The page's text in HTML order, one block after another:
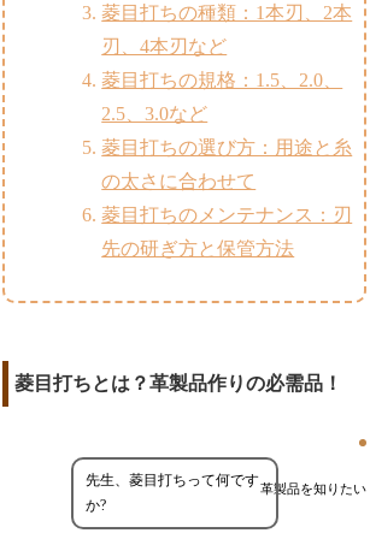
菱目打ちの種類：1本刃、2本
刃、4本刃など
菱目打ちの規格：1.5、2.0、
2.5、3.0など
菱目打ちの選び方：用途と糸
の太さに合わせて
菱目打ちのメンテナンス：刃
先の研ぎ方と保管方法
菱目打ちとは？革製品作りの必需品！
革製品を知りたい
先生、菱目打ちって何です
か?